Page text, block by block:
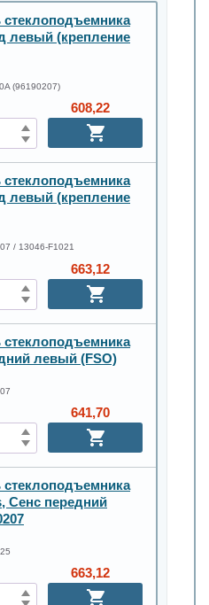
стеклоподъемника
левый (крепление
(96190207)
608,22
стеклоподъемника
левый (крепление
/ 13046-F1021
663,12
стеклоподъемника
левый (FSO)
641,70
стеклоподъемника
Сенс передний
663,12